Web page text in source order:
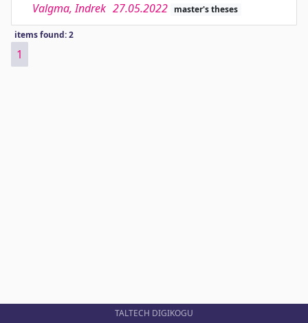
Valgma, Indrek 27.05.2022 master's theses
items found: 2
1
TALTECH DIGIKOGU